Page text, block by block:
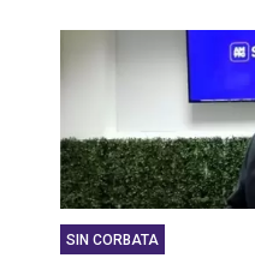
SIN CORBATA